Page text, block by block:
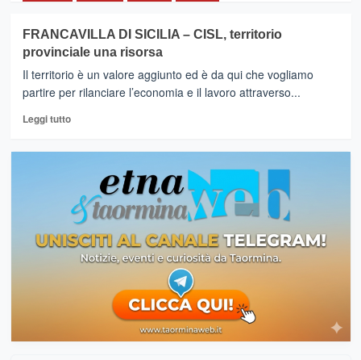
Stati
Generali
del
Turismo
LINGUAGLOSSA
–
Tenuta
Scilio,Respiri
d’autore
2022:
FRANCAVILLA DI SICILIA – CISL, territorio
provinciale una risorsa
Il territorio è un valore aggiunto ed è da qui che vogliamo
partire per rilanciare l’economia e il lavoro attraverso...
Leggi tuttoLeggi
FRANCAVILLA
SICILIA
–
CISL,
territorio
provinciale